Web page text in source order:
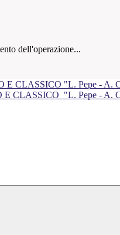
dell'operazione...
E CLASSICO "L. Pepe - A.